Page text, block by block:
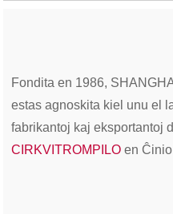
Fondita en 1986,
estas agnoskita kiel unu el
fabrikantoj kaj eksportantoj
CIRKVITROMPILO en